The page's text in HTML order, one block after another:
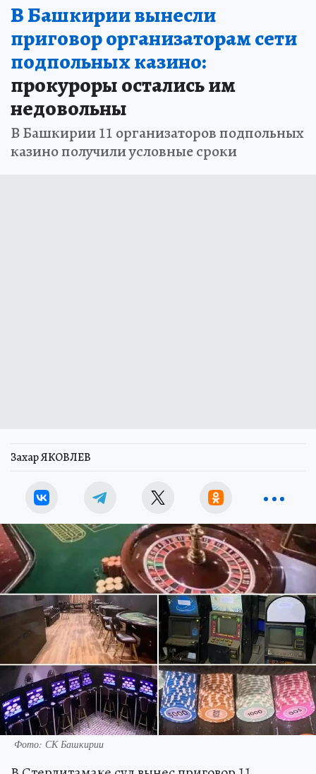
В Башкирии вынесли
приговор организаторам сети
подпольных казино:
прокуроры остались им
недовольны
В Башкирии 11 организаторов подпольных
казино получили условные сроки
Захар ЯКОВЛЕВ
Фото: СК Башкирии